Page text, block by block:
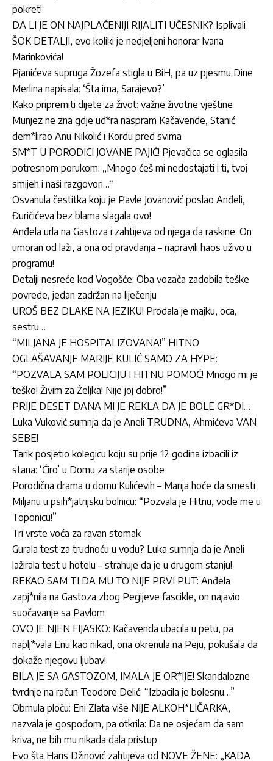
pokret!
DA LI JE ON NAJPLAĆENIJI RIJALITI UČESNIK? Isplivali
ŠOK DETALJI, evo koliki je nedjeljeni honorar Ivana
Marinkovića!
Pjanićeva supruga Žozefa stigla u BiH, pa uz pjesmu Dine
Merlina napisala: ‘Šta ima, Sarajevo?’
Kako pripremiti dijete za život: važne životne vještine
Munjez ne zna gdje ud*ra naspram Kačavende, Stanić
dem*lirao Anu Nikolić i Kordu pred svima
SM*T U PORODICI JOVANE PAJIĆ! Pjevačica se oglasila
potresnom porukom: „Mnogo ćeš mi nedostajati i ti, tvoj
smijeh i naši razgovori…“
Osvanula čestitka koju je Pavle Jovanović poslao Anđeli,
Đuričićeva bez blama slagala ovo!
Anđela urla na Gastoza i zahtijeva od njega da raskine: On
umoran od laži, a ona od pravdanja – napravili haos uživo u
programu!
Detalji nesreće kod Vogošće: Oba vozača zadobila teške
povrede, jedan zadržan na liječenju
UROŠ BEZ DLAKE NA JEZIKU! Prodala je majku, oca,
sestru…
“MILJANA JE HOSPITALIZOVANA!” HITNO
OGLAŠAVANJE MARIJE KULIĆ SAMO ZA HYPE:
“POZVALA SAM POLICIJU I HITNU POMOĆ! Mnogo mi je
teško! Živim za Željka! Nije joj dobro!”
PRIJE DESET DANA MI JE REKLA DA JE BOLE GR*DI…
Luka Vuković sumnja da je Aneli TRUDNA, Ahmićeva VAN
SEBE!
Tarik posjetio kolegicu koju su prije 12 godina izbacili iz
stana: ‘Ćiro’ u Domu za starije osobe
Porodična drama u domu Kulićevih – Marija hoće da smesti
Miljanu u psih*jatrijsku bolnicu: “Pozvala je Hitnu, vode me u
Toponicu!”
Tri vrste voća za ravan stomak
Gurala test za trudnoću u vodu? Luka sumnja da je Aneli
lažirala test u hotelu – strahuje da je u drugom stanju!
REKAO SAM TI DA MU TO NIJE PRVI PUT: Anđela
zapj*nila na Gastoza zbog Pegijeve fascikle, on najavio
suočavanje sa Pavlom
OVO JE NJEN FIJASKO: Kačavenda ubacila u petu, pa
naplj*vala Enu kao nikad, ona okrenula na Peju, pokušala da
dokaže njegovu ljubav!
BILA JE SA GASTOZOM, IMALA JE OR*IJE! Skandalozne
tvrdnje na račun Teodore Delić: “Izbacila je bolesnu…”
Obrnula ploču: Eni Zlata više NIJE ALKOH*LIČARKA,
nazvala je gospođom, pa otkrila: Da ne osjećam da sam
kriva, ne bih mu nikada dala pristup
Evo šta Haris Džinović zahtijeva od NOVE ŽENE: „KADA